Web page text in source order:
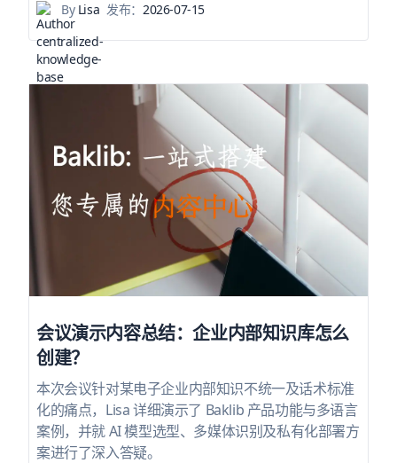
ByLisa 发布：2026-07-15
会议演示内容总结：企业内部知识库怎么
创建？
本次会议针对某电子企业内部知识不统一及话术标准
化的痛点，Lisa 详细演示了 Baklib 产品功能与多语言
案例，并就 AI 模型选型、多媒体识别及私有化部署方
案进行了深入答疑。